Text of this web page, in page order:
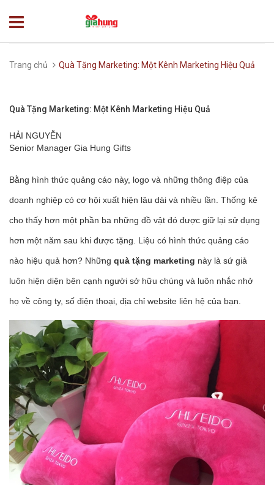
Trang chủ Quà Tặng Marketing: Một Kênh Marketing Hiệu Quả
Quà Tặng Marketing: Một Kênh Marketing Hiệu Quả
HẢI NGUYỄN
Senior Manager Gia Hung Gifts
Bằng hình thức quảng cáo này, logo và những thông điệp của
doanh nghiệp có cơ hội xuất hiện lâu dài và nhiều lần. Thống kê
cho thấy hơn một phần ba những đồ vật đó được giữ lại sử dụng
hơn một năm sau khi được tặng. Liệu có hình thức quảng cáo
nào hiệu quả hơn? Những quà tặng marketing này là sứ giả
luôn hiện diện bên cạnh người sở hữu chúng và luôn nhắc nhở
họ về công ty, số điện thoại, địa chỉ website liên hệ của bạn.